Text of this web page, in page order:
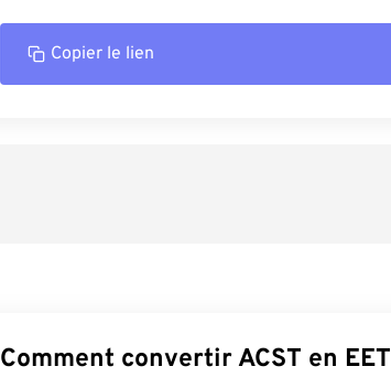
Copier le lien
Comment convertir ACST en EET